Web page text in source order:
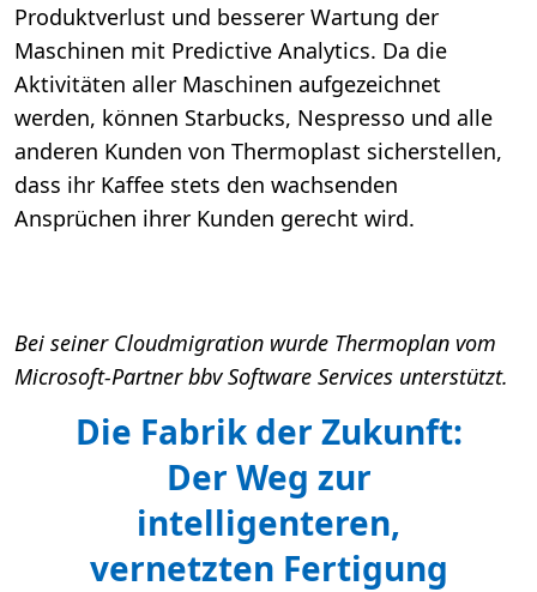
Produktverlust und besserer Wartung der
Maschinen mit Predictive Analytics. Da die
Aktivitäten aller Maschinen aufgezeichnet
werden, können Starbucks, Nespresso und alle
anderen Kunden von Thermoplast sicherstellen,
dass ihr Kaffee stets den wachsenden
Ansprüchen ihrer Kunden gerecht wird.
Bei seiner Cloudmigration wurde Thermoplan vom
Microsoft-Partner bbv Software Services unterstützt.
Die Fabrik der Zukunft:
Der Weg zur
intelligenteren,
vernetzten Fertigung